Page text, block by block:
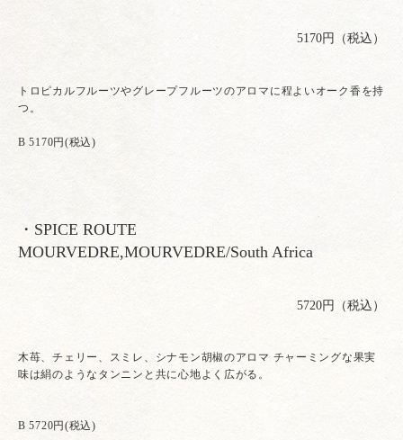
5170円（税込）
トロピカルフルーツやグレープフルーツのアロマに程よいオーク香を持
つ。
B 5170円(税込)
・SPICE ROUTE
MOURVEDRE,MOURVEDRE/South Africa
5720円（税込）
木苺、チェリー、スミレ、シナモン胡椒のアロマ チャーミングな果実
味は絹のようなタンニンと共に心地よく広がる。
B 5720円(税込)